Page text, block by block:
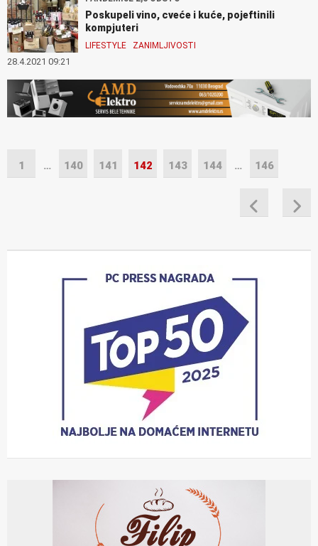
Poskupeli vino, cveće i kuće, pojeftinili
kompjuteri
LIFESTYLE ZANIMLJIVOSTI
28.4.2021 09:21
1 … 140 141 142 143 144 … 146